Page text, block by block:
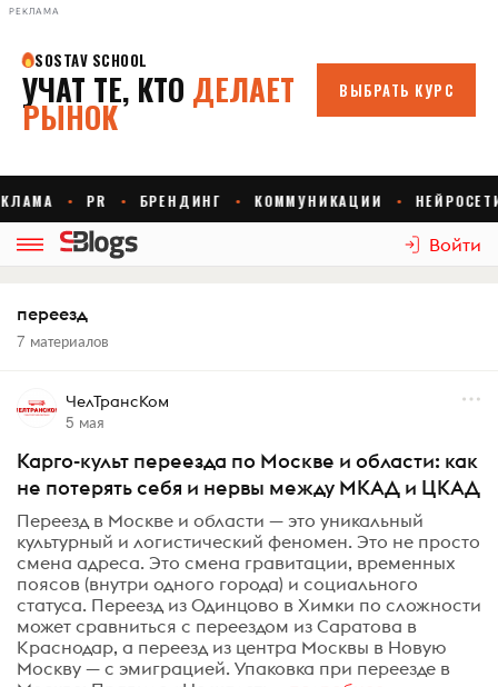
РЕКЛАМА
Войти
переезд
7 материалов
ЧелТрансКом
5 мая
Карго-культ переезда по Москве и области: как
не потерять себя и нервы между МКАД и ЦКАД
Переезд в Москве и области — это уникальный
культурный и логистический феномен. Это не просто
смена адреса. Это смена гравитации, временных
поясов (внутри одного города) и социального
статуса. Переезд из Одинцово в Химки по сложности
может сравниться с переездом из Саратова в
Краснодар, а переезд из центра Москвы в Новую
Москву — с эмиграцией. Упаковка при переезде в